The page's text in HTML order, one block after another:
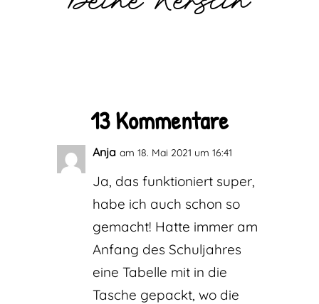
13 Kommentare
Anja am 18. Mai 2021 um 16:41
Ja, das funktioniert super,
habe ich auch schon so
gemacht! Hatte immer am
Anfang des Schuljahres
eine Tabelle mit in die
Tasche gepackt, wo die